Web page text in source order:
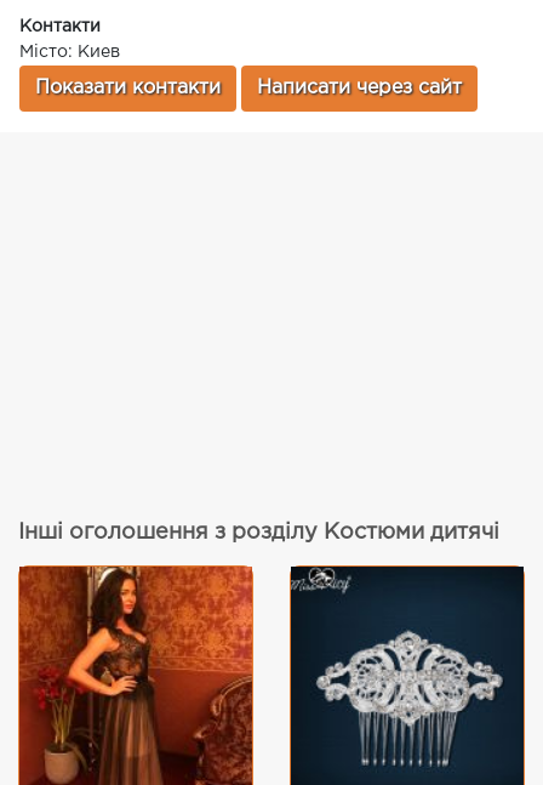
Контакти
Місто: Киев
Показати контакти Написати через сайт
Інші оголошення з розділу Костюми дитячі